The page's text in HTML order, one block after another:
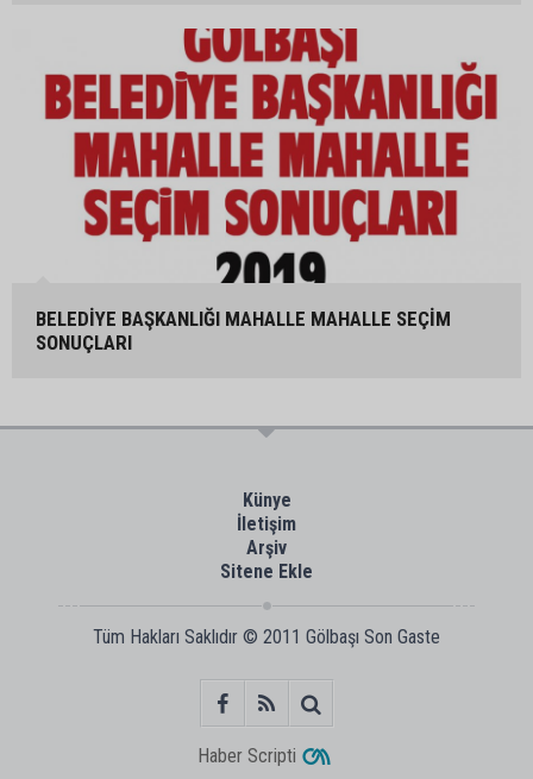
BELEDİYE BAŞKANLIĞI MAHALLE MAHALLE SEÇİM
SONUÇLARI
Künye
İletişim
Arşiv
Sitene Ekle
Tüm Hakları Saklıdır © 2011 Gölbaşı Son Gaste
Haber Scripti